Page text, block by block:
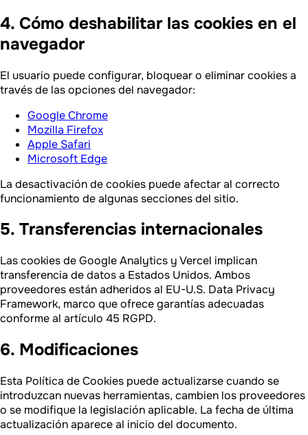
4. Cómo deshabilitar las cookies en el
navegador
El usuario puede configurar, bloquear o eliminar cookies a
través de las opciones del navegador:
Google Chrome
Mozilla Firefox
Apple Safari
Microsoft Edge
La desactivación de cookies puede afectar al correcto
funcionamiento de algunas secciones del sitio.
5. Transferencias internacionales
Las cookies de Google Analytics y Vercel implican
transferencia de datos a Estados Unidos. Ambos
proveedores están adheridos al EU-U.S. Data Privacy
Framework, marco que ofrece garantías adecuadas
conforme al artículo 45 RGPD.
6. Modificaciones
Esta Política de Cookies puede actualizarse cuando se
introduzcan nuevas herramientas, cambien los proveedores
o se modifique la legislación aplicable. La fecha de última
actualización aparece al inicio del documento.